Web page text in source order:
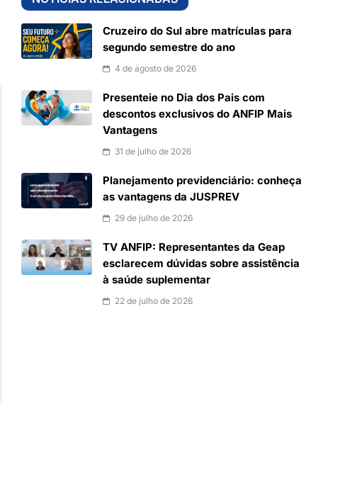
Cruzeiro do Sul abre matrículas para
segundo semestre do ano
4 de agosto de 2026
Presenteie no Dia dos Pais com
descontos exclusivos do ANFIP Mais
Vantagens
31 de julho de 2026
Planejamento previdenciário: conheça
as vantagens da JUSPREV
29 de julho de 2026
TV ANFIP: Representantes da Geap
esclarecem dúvidas sobre assistência
à saúde suplementar
22 de julho de 2026